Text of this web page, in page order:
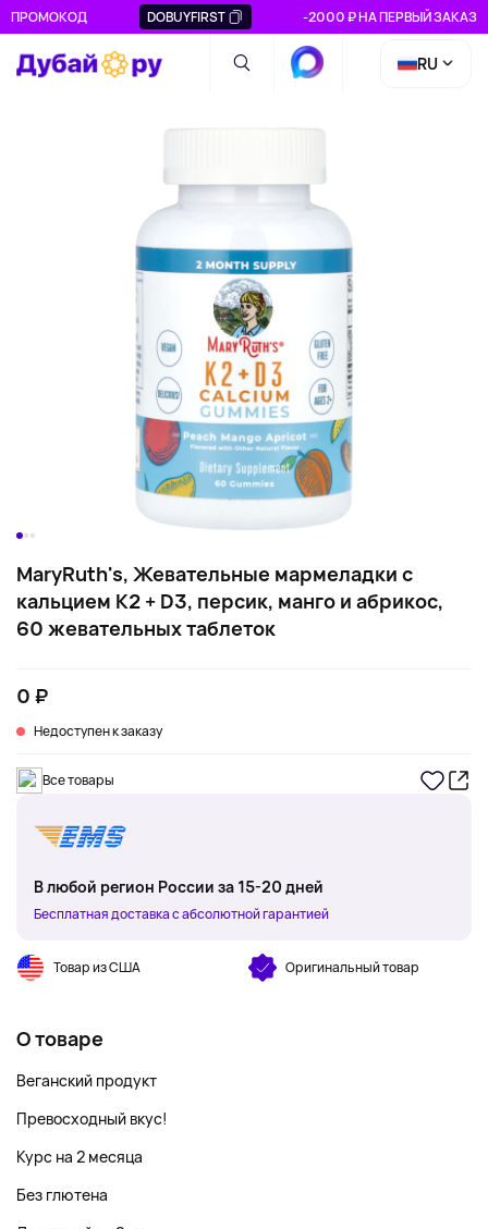
ПРОМОКОД DOBUYFIRST -2000 ₽ НА ПЕРВЫЙ ЗАКАЗ
RU
MaryRuth's, Жевательные мармеладки с
кальцием K2 + D3, персик, манго и абрикос,
60 жевательных таблеток
0 ₽
Недоступен к заказу
Все товары
В любой регион России за 15-20 дней
Бесплатная доставка с абсолютной гарантией
Товар из США Оригинальный товар
О товаре
Веганский продукт
Превосходный вкус!
Курс на 2 месяца
Без глютена